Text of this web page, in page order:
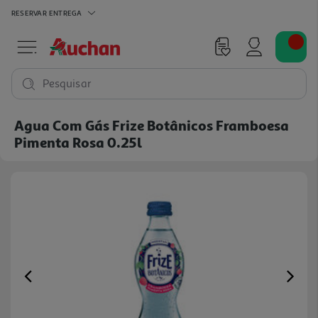
RESERVAR ENTREGA
Pesquisar
Agua Com Gás Frize Botânicos Framboesa
Pimenta Rosa 0.25l
Previous